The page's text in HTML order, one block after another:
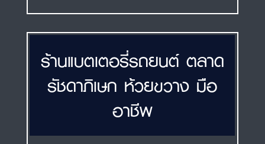
ร้านแบตเตอรี่รถยนต์ ตลาด
รัชดาภิเษก ห้วยขวาง มือ
อาชีพ